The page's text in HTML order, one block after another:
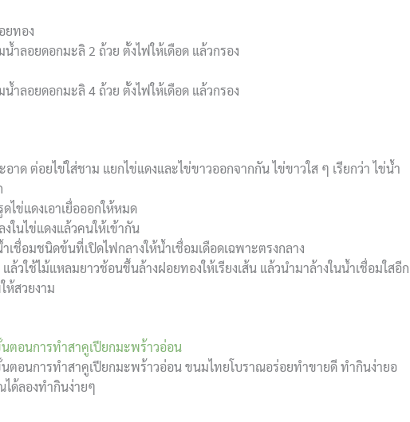
ยทอง
ำลอยดอกมะลิ 2 ถ้วย ตั้งไฟให้เดือด แล้วกรอง
ำลอยดอกมะลิ 4 ถ้วย ตั้งไฟให้เดือด แล้วกรอง
อาด ต่อยไข่ใส่ชาม แยกไข่แดงและไข่ขาวออกจากกัน ไข่ขาวใส ๆ เรียกว่า ไข่น้ำ
ดไข่แดงเอาเยื่อออกให้หมด
ในไข่แดงแล้วคนให้เข้ากัน
ำเชื่อมชนิดข้นที่เปิดไฟกลางให้น้ำเชื่อมเดือดเฉพาะตรงกลาง
ล้วใช้ไม้แหลมยาวช้อนขึ้นล้างฝอยทองให้เรียงเส้น แล้วนำมาล้างในน้ำเชื่อมใสอีก
ห้สวยงาม
ตอนการทำสาคูเปียกมะพร้าวอ่อน
ตอนการทำสาคูเปียกมะพร้าวอ่อน ขนมไทยโบราณอร่อยทำขายดี ทำกินง่ายอ
ด้ลองทำกินง่ายๆ